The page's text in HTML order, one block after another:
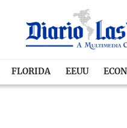
FLORIDA EEUU